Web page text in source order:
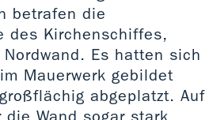
betrafen die
des Kirchenschiffes,
Es hatten sich
Mauerwerk gebildet
abgeplatzt. Auf
Wand sogar stark